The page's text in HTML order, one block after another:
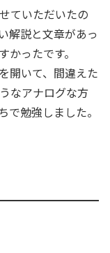
ていただいたの
解説と文章があっ
ったです。
開いて、間違えた
なアナログな方
勉強しました。